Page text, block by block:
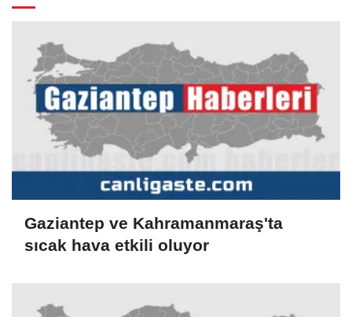
Gaziantep ve Kahramanmaraş'ta
sıcak hava etkili oluyor